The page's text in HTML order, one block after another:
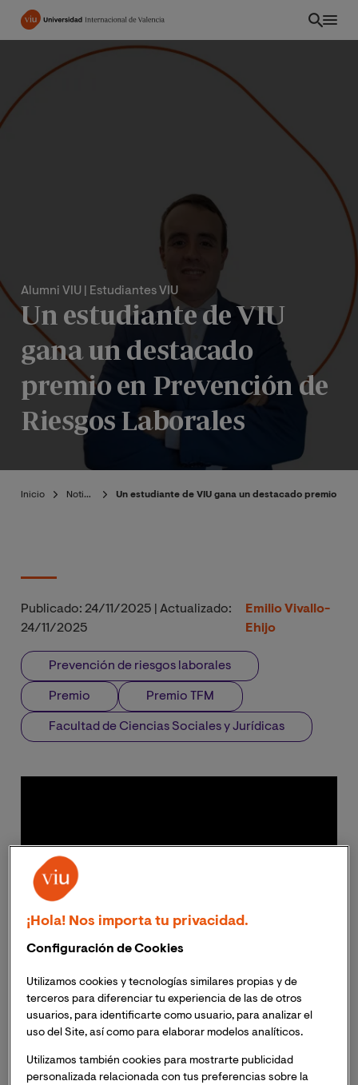
Pasar
principal
Alumni VIU | Estudiantes VIU
Un estudiante de VIU
gana un destacado
premio en Prevención de
Riesgos Laborales
Inicio Noticias Un estudiante de VIU gana un destacado premio en
Publicado: 24/11/2025
Actualizado:
24/11/2025
Emilio Vivallo-
Ehijo
Prevención de riesgos laborales
Premio Premio TFM
Facultad de Ciencias Sociales y Jurídicas
¡Hola! Nos importa tu privacidad.
Configuración de Cookies
Utilizamos cookies y tecnologías similares propias y de
terceros para diferenciar tu experiencia de las de otros
usuarios, para identificarte como usuario, para analizar el
uso del Site, así como para elaborar modelos analíticos.
Utilizamos también cookies para mostrarte publicidad
personalizada relacionada con tus preferencias sobre la